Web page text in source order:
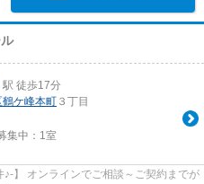
駅 徒歩17分
鶴ケ峰本町 ３丁目
集中： 1室
♪-】 オンラインでご相談～ご契約までが